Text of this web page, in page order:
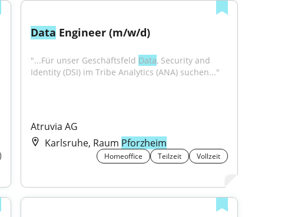
Data Engineer (m/w/d)
"...Für unser Geschäftsfeld Data, Security and
Identity (DSI) im Tribe Analytics (ANA) suchen..."
Atruvia AG
Karlsruhe, Raum Pforzheim
Homeoffice Teilzeit Vollzeit